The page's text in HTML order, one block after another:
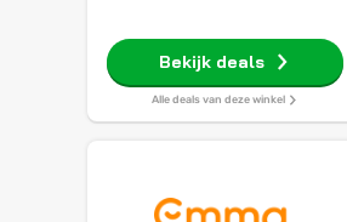
Bekijk deals
Alle deals van deze winkel